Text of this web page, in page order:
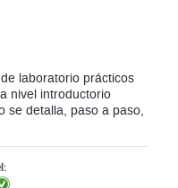
laboratorio prácticos
nivel introductorio
se detalla, paso a paso,